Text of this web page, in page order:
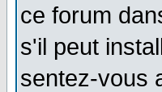
ce forum
s'il peut
sentez-vous